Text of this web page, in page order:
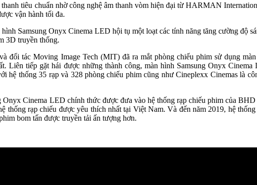
tiêu chuẩn nhờ công nghệ âm thanh vòm hiện đại từ HARMAN
vận hành tối đa.
Samsung Onyx Cinema LED hội tụ một loạt các tính năng tăng cường độ
3D truyền thống.
đối tác Moving Image Tech (MIT) đã ra mắt phòng chiếu phim sử dụng
tiếp gặt hái được những thành công, màn hình Samsung Onyx
hệ thống 35 rạp và 328 phòng chiếu phim cũng như Cineplexx Cinemas là
Cinema LED chính thức được đưa vào hệ thống rạp chiếu phim của
rạp chiếu được yêu thích nhất tại Việt Nam. Và đến năm 2019, hệ
bom tấn được truyền tải ấn tượng hơn.